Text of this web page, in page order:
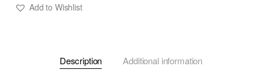
Add to Wishlist
Description Additional information